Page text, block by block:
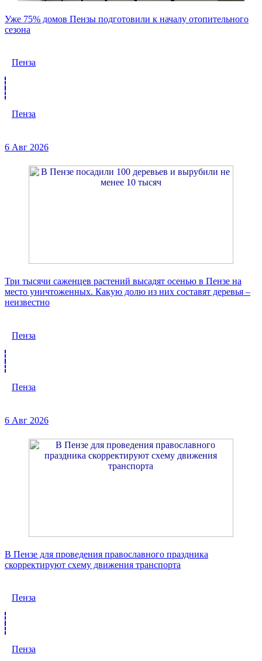
Уже 75% домов Пензы подготовили к началу отопительного
сезона
Пенза
Пенза
6 Авг 2026
Три тысячи саженцев растений высадят осенью в Пензе на
место уничтоженных. Какую долю из них составят деревья –
неизвестно
Пенза
Пенза
6 Авг 2026
В Пензе для проведения православного праздника
скорректируют схему движения транспорта
Пенза
Пенза